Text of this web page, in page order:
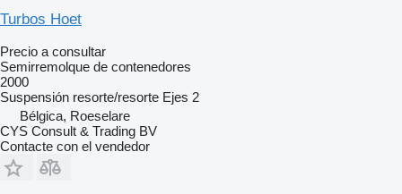
Turbos Hoet
Precio a consultar
Semirremolque de contenedores
2000
Suspensión resorte/resorte Ejes 2
Bélgica, Roeselare
CYS Consult & Trading BV
Contacte con el vendedor